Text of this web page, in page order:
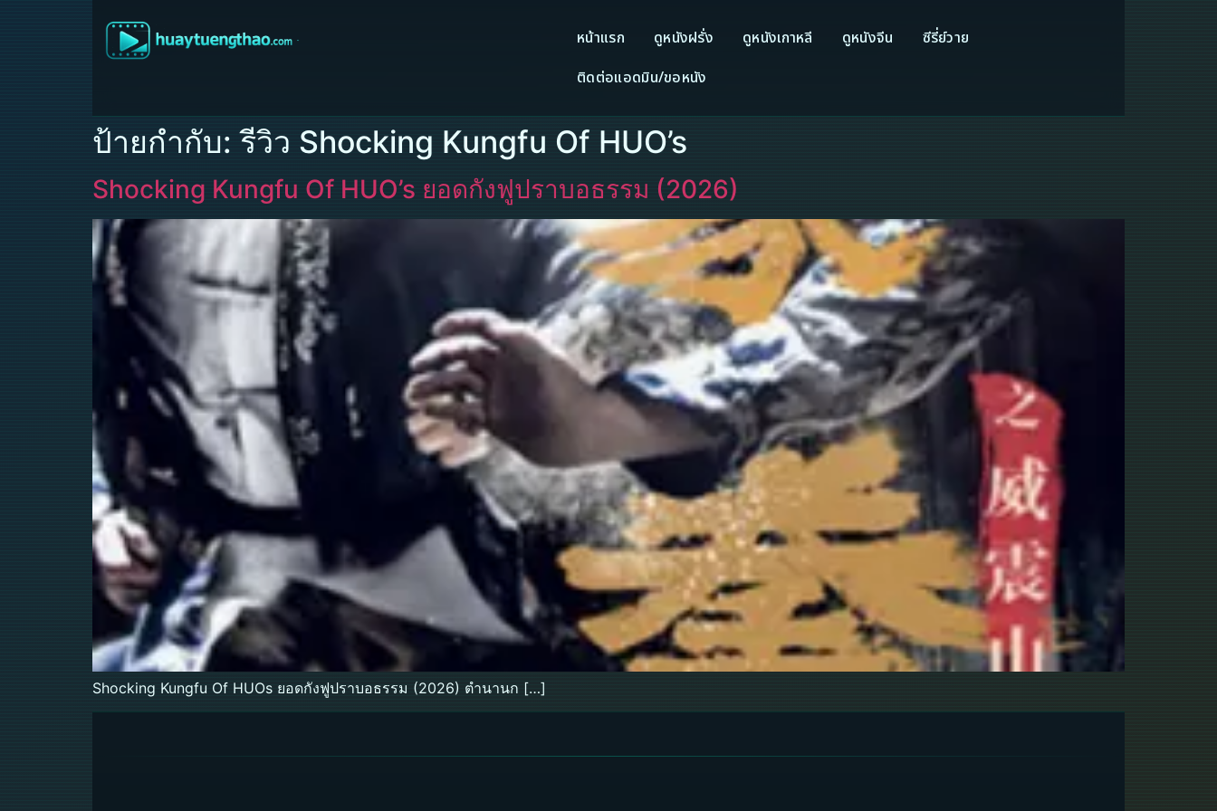
หน้าแรก ดูหนังฝรั่ง ดูหนังเกาหลี ดูหนังจีน
ซีรี่ย์วาย
ติดต่อแอดมิน/ขอหนัง
ป้ายกำกับ:รีวิว Shocking Kungfu Of HUO’s
Shocking Kungfu Of HUO’s ยอดกังฟูปราบอธรรม (2026)
Shocking Kungfu Of HUOs ยอดกังฟูปราบอธรรม (2026) ตำนานก […]